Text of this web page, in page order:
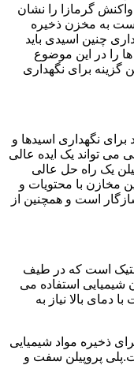
گرمازا را نشان
به مخزن ذخیره
چنین اسیدی باید
را در این موضوع
گزینه برای نگهداری
نگهداری اسیدها و
تواند یک ایده عالی
یک راه حل عالی
مخازن با محتویات و
است و همچنین از
است که در طیف
شیمیایی استفاده می
دمای بالا نیاز به
ذخیره مواد شیمیایی
پروپیلن سفت و